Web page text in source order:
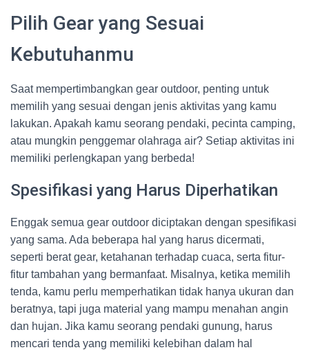
Pilih Gear yang Sesuai
Kebutuhanmu
Saat mempertimbangkan gear outdoor, penting untuk
memilih yang sesuai dengan jenis aktivitas yang kamu
lakukan. Apakah kamu seorang pendaki, pecinta camping,
atau mungkin penggemar olahraga air? Setiap aktivitas ini
memiliki perlengkapan yang berbeda!
Spesifikasi yang Harus Diperhatikan
Enggak semua gear outdoor diciptakan dengan spesifikasi
yang sama. Ada beberapa hal yang harus dicermati,
seperti berat gear, ketahanan terhadap cuaca, serta fitur-
fitur tambahan yang bermanfaat. Misalnya, ketika memilih
tenda, kamu perlu memperhatikan tidak hanya ukuran dan
beratnya, tapi juga material yang mampu menahan angin
dan hujan. Jika kamu seorang pendaki gunung, harus
mencari tenda yang memiliki kelebihan dalam hal